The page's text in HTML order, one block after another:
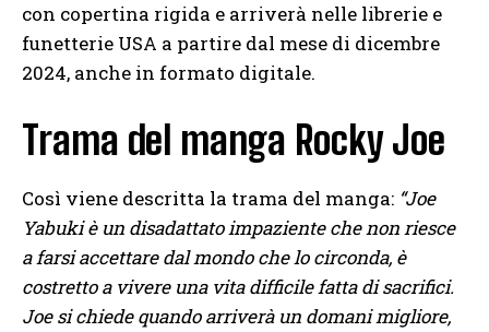
con copertina rigida e arriverà nelle librerie e
funetterie USA a partire dal mese di dicembre
2024, anche in formato digitale.
Trama del manga Rocky Joe
Così viene descritta la trama del manga: “Joe
Yabuki è un disadattato impaziente che non riesce
a farsi accettare dal mondo che lo circonda, è
costretto a vivere una vita difficile fatta di sacrifici.
Joe si chiede quando arriverà un domani migliore,